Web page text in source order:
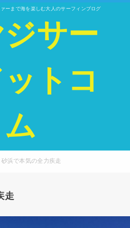
ーまで海を楽しむ大人のサーフィンブログ
サー
トコ
ム
砂浜で本気の全力疾走
走